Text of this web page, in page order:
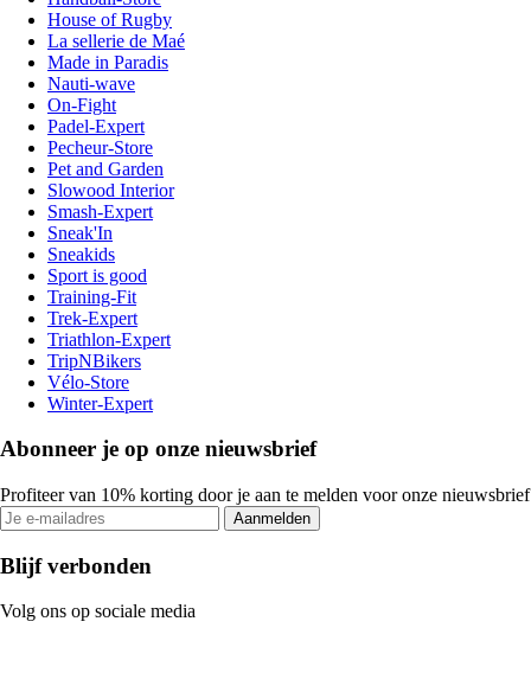
House of Rugby
La sellerie de Maé
Made in Paradis
Nauti-wave
On-Fight
Padel-Expert
Pecheur-Store
Pet and Garden
Slowood Interior
Smash-Expert
Sneak'In
Sneakids
Sport is good
Training-Fit
Trek-Expert
Triathlon-Expert
TripNBikers
Vélo-Store
Winter-Expert
Abonneer je op onze nieuwsbrief
Profiteer van 10% korting door je aan te melden voor onze nieuwsbrief
Aanmelden
Blijf verbonden
Volg ons op sociale media